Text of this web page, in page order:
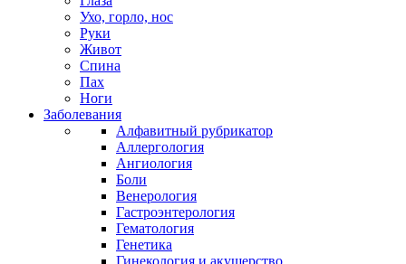
Ухо, горло, нос
Руки
Живот
Спина
Пах
Ноги
Заболевания
Алфавитный рубрикатор
Аллергология
Ангиология
Боли
Венерология
Гастроэнтерология
Гематология
Генетика
Гинекология и акушерство